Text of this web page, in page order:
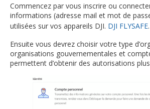
Commencez par vous inscrire ou
informations (adresse mail et mot de
utilisées sur vos appareils DJI. DJI FLYSAFE.
Ensuite vous devrez choisir votre type
organisations gouvernementales et
permettent d’obtenir des autorisations